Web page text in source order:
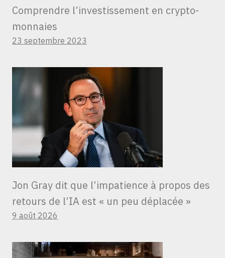
Comprendre l’investissement en crypto-
monnaies
23 septembre 2023
Jon Gray dit que l’impatience à propos des
retours de l’IA est « un peu déplacée »
9 août 2026